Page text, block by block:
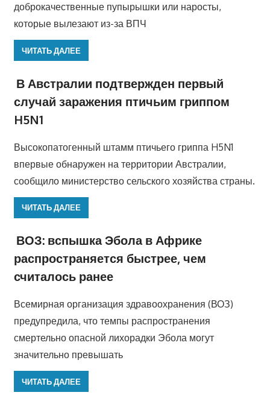
доброкачественные пупырышки или наросты,
которые вылезают из-за ВПЧ
ЧИТАТЬ ДАЛЕЕ
В Австралии подтвержден первый
случай заражения птичьим гриппом
H5N1
Высокопатогенный штамм птичьего гриппа H5N1
впервые обнаружен на территории Австралии,
сообщило министерство сельского хозяйства страны.
ЧИТАТЬ ДАЛЕЕ
ВОЗ: вспышка Эбола в Африке
распространяется быстрее, чем
считалось ранее
Всемирная организация здравоохранения (ВОЗ)
предупредила, что темпы распространения
смертельно опасной лихорадки Эбола могут
значительно превышать
ЧИТАТЬ ДАЛЕЕ